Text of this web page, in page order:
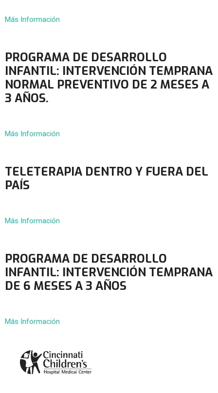
Más Información
PROGRAMA DE DESARROLLO
INFANTIL: INTERVENCIÓN TEMPRANA
NORMAL PREVENTIVO DE 2 MESES A
3 AÑOS.
Más Información
TELETERAPIA DENTRO Y FUERA DEL
PAÍS
Más Información
PROGRAMA DE DESARROLLO
INFANTIL: INTERVENCIÓN TEMPRANA
DE 6 MESES A 3 AÑOS
Más Información